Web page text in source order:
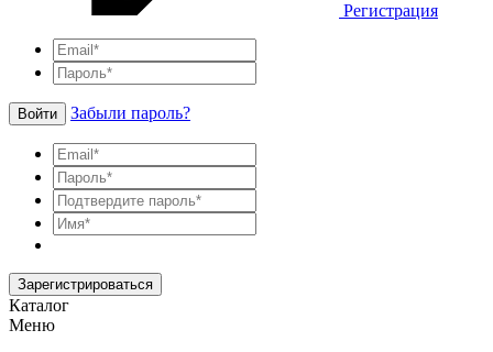
Регистрация
Войти Забыли пароль?
Зарегистрироваться
Каталог
Меню